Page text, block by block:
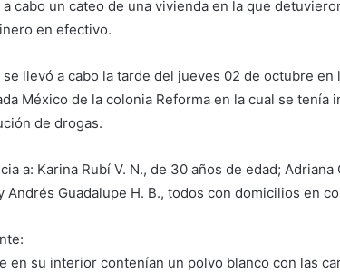
cabo un cateo de una vivienda en la que
en efectivo.
llevó a cabo la tarde del jueves 02 de octubre en
México de la colonia Reforma en la cual se tenía
de drogas.
a: Karina Rubí V. N., de 30 años de edad; Adriana
Andrés Guadalupe H. B., todos con domicilios en
en su interior contenían un polvo blanco con las